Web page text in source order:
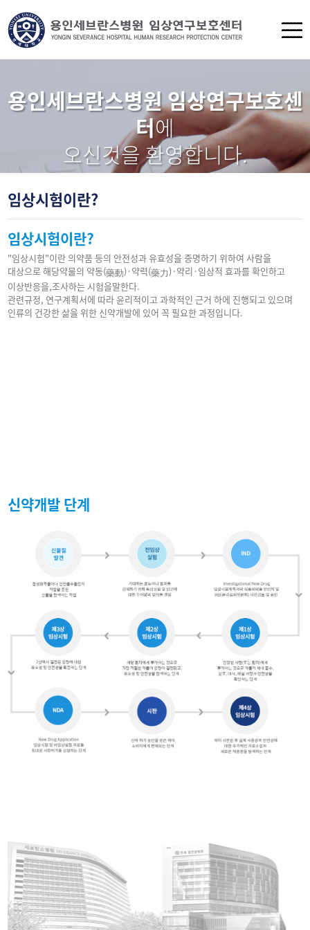
용인세브란스병원 임상연구보호센
터에
오신것을 환영합니다.
임상시험이란?
임상시험이란?
"임상시험"이란 의약품 등의 안전성과 유효성을 증명하기 위하여 사람을
대상으로 해당약물의 약동(藥動)·약력(藥力)·약리·임상적 효과를 확인하고
이상반응을,조사하는 시험을말한다.
관련규정, 연구계획서에 따라 윤리적이고 과학적인 근거 하에 진행되고 있으며
인류의 건강한 삶을 위한 신약개발에 있어 꼭 필요한 과정입니다.
신약개발 단계